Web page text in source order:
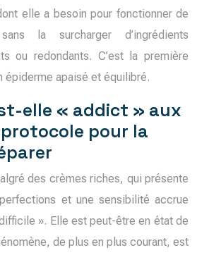
elle a besoin pour fonctionner de
la surcharger d’ingrédients
ou redondants. C’est la première
épiderme apaisé et équilibré.
elle « addict » aux
pour la
des crèmes riches, qui présente
et une sensibilité accrue
». Elle est peut-être en état de
de plus en plus courant, est